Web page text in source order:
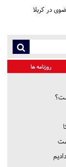
در کربلا
روزنامه ها